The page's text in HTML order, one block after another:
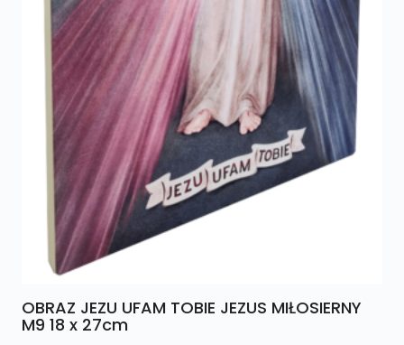
OBRAZ JEZU UFAM TOBIE JEZUS MIŁOSIERNY
M9 18 x 27cm